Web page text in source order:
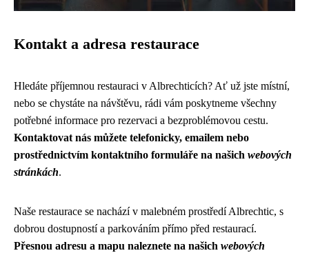
Kontakt a adresa restaurace
Hledáte příjemnou restauraci v Albrechticích? Ať už jste místní,
nebo se chystáte na návštěvu, rádi vám poskytneme všechny
potřebné informace pro rezervaci a bezproblémovou cestu.
Kontaktovat nás můžete telefonicky, emailem nebo
prostřednictvím kontaktního formuláře na našich webových
stránkách.
Naše restaurace se nachází v malebném prostředí Albrechtic, s
dobrou dostupností a parkováním přímo před restaurací.
Přesnou adresu a mapu naleznete na našich webových